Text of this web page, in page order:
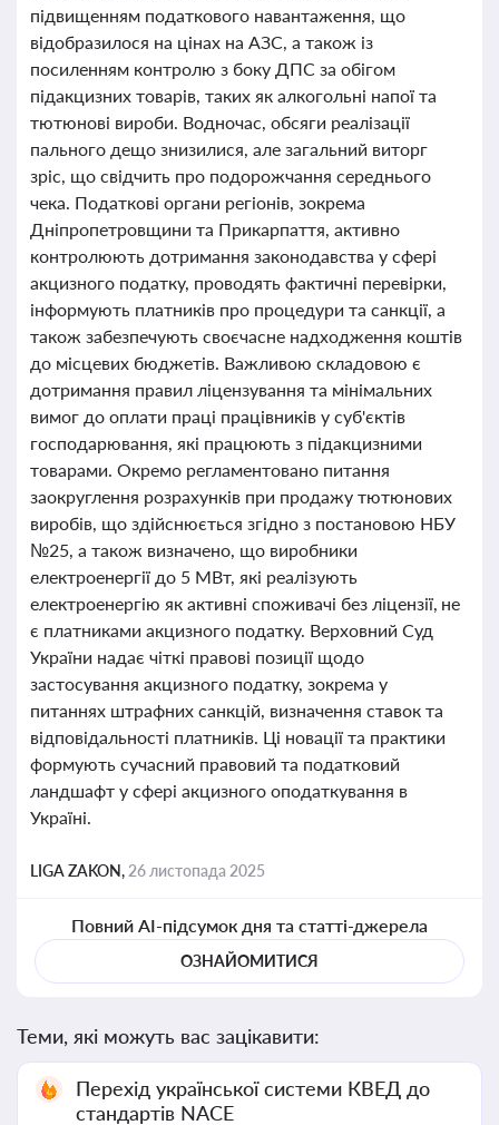
підвищенням податкового навантаження, що
відобразилося на цінах на АЗС, а також із
посиленням контролю з боку ДПС за обігом
підакцизних товарів, таких як алкогольні напої та
тютюнові вироби. Водночас, обсяги реалізації
пального дещо знизилися, але загальний виторг
зріс, що свідчить про подорожчання середнього
чека. Податкові органи регіонів, зокрема
Дніпропетровщини та Прикарпаття, активно
контролюють дотримання законодавства у сфері
акцизного податку, проводять фактичні перевірки,
інформують платників про процедури та санкції, а
також забезпечують своєчасне надходження коштів
до місцевих бюджетів. Важливою складовою є
дотримання правил ліцензування та мінімальних
вимог до оплати праці працівників у суб'єктів
господарювання, які працюють з підакцизними
товарами. Окремо регламентовано питання
заокруглення розрахунків при продажу тютюнових
виробів, що здійснюється згідно з постановою НБУ
№25, а також визначено, що виробники
електроенергії до 5 МВт, які реалізують
електроенергію як активні споживачі без ліцензії, не
є платниками акцизного податку. Верховний Суд
України надає чіткі правові позиції щодо
застосування акцизного податку, зокрема у
питаннях штрафних санкцій, визначення ставок та
відповідальності платників. Ці новації та практики
формують сучасний правовий та податковий
ландшафт у сфері акцизного оподаткування в
Україні.
LIGA ZAKON, 26 листопада 2025
Повний AI-підсумок дня та статті-джерела
ОЗНАЙОМИТИСЯ
Теми, які можуть вас зацікавити:
Перехід української системи КВЕД до
стандартів NACE